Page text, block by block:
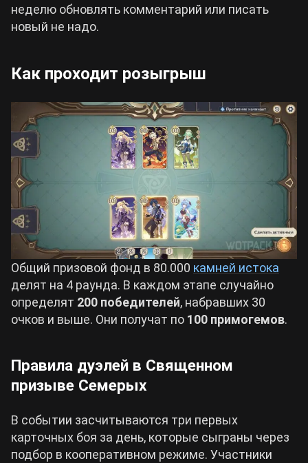
неделю обновлять комментарий или писать
новый не надо.
Как проходит розыгрыш
Общий призовой фонд в 80.000 камней истока
делят на 4 раунда. В каждом этапе случайно
определят 200 победителей, набравших 30
очков и выше. Они получат по 100 примогемов.
Правила дуэлей в Священном
призыве Семерых
В событии засчитываются три первых
карточных боя за день, которые сыграны через
подбор в кооперативном режиме. Участники